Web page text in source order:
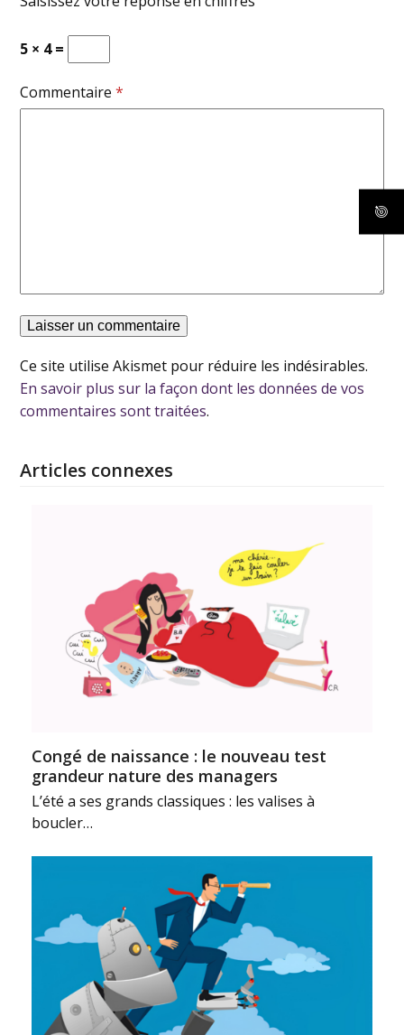
5 × 4 =
Commentaire*
Ce site utilise Akismet pour réduire les indésirables.
En savoir plus sur la façon dont les données de vos
commentaires sont traitées.
Articles connexes
Congé de naissance : le nouveau test
grandeur nature des managers
L’été a ses grands classiques : les valises à
boucler…